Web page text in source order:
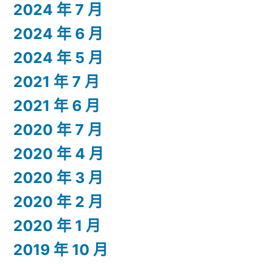
2024 年 7 月
2024 年 6 月
2024 年 5 月
2021 年 7 月
2021 年 6 月
2020 年 7 月
2020 年 4 月
2020 年 3 月
2020 年 2 月
2020 年 1 月
2019 年 10 月